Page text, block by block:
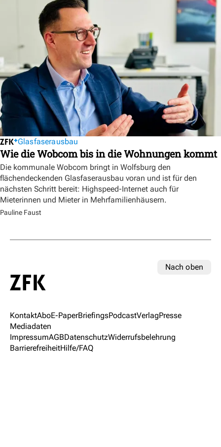
Glasfaserausbau
Wie die Wobcom bis in die Wohnungen kommt
Die kommunale Wobcom bringt in Wolfsburg den
flächendeckenden Glasfaserausbau voran und ist für den
nächsten Schritt bereit: Highspeed-Internet auch für
Mieterinnen und Mieter in Mehrfamilienhäusern.
Pauline Faust
Nach oben
KontaktAboE-PaperBriefingsPodcastVerlagPresse
Mediadaten
ImpressumAGBDatenschutzWiderrufsbelehrung
BarrierefreiheitHilfe/FAQ